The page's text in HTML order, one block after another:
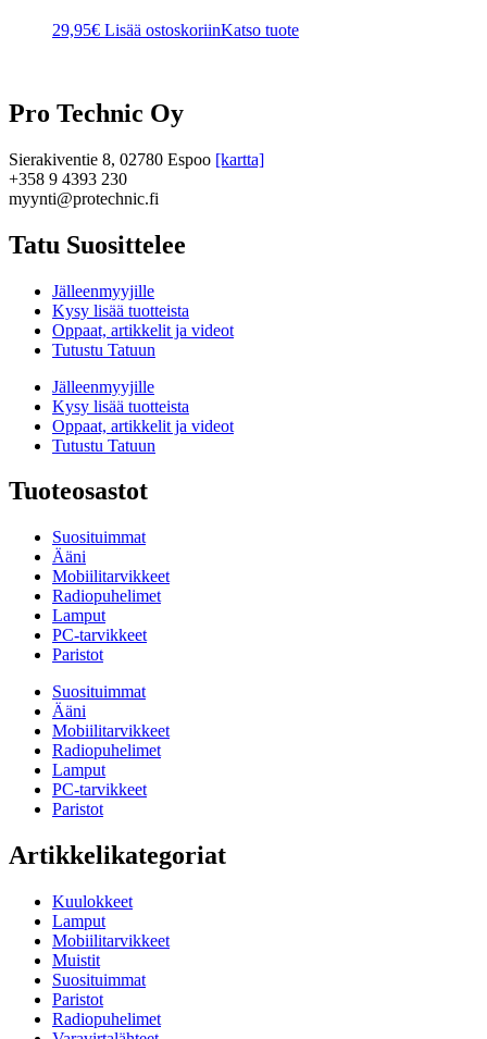
29,95€ Lisää ostoskoriinKatso tuote
Pro Technic Oy
Sierakiventie 8, 02780 Espoo [kartta]
+358 9 4393 230
myynti@protechnic.fi
Tatu Suosittelee
Jälleenmyyjille
Kysy lisää tuotteista
Oppaat, artikkelit ja videot
Tutustu Tatuun
Jälleenmyyjille
Kysy lisää tuotteista
Oppaat, artikkelit ja videot
Tutustu Tatuun
Tuoteosastot
Suosituimmat
Ääni
Mobiilitarvikkeet
Radiopuhelimet
Lamput
PC-tarvikkeet
Paristot
Suosituimmat
Ääni
Mobiilitarvikkeet
Radiopuhelimet
Lamput
PC-tarvikkeet
Paristot
Artikkelikategoriat
Kuulokkeet
Lamput
Mobiilitarvikkeet
Muistit
Suosituimmat
Paristot
Radiopuhelimet